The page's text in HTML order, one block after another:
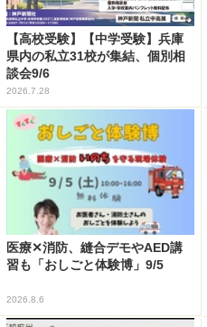
【高校受験】【中学受験】兵庫
県内の私立31校が集結、個別相
談会9/6
2026.7.28
医療✕消防、縫合デモやAED講
習も「おしごと体験博」9/5
2026.8.6